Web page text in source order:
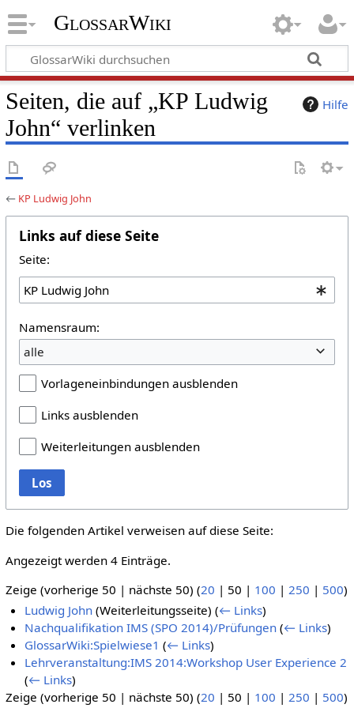
GlossarWiki
Hilfe
Seiten, die auf „KP Ludwig
John“ verlinken
← KP Ludwig John
Links auf diese Seite
Seite:
Namensraum:
alle
Vorlageneinbindungen ausblenden
Links ausblenden
Weiterleitungen ausblenden
Los
Die folgenden Artikel verweisen auf diese Seite:
Angezeigt werden 4 Einträge.
Zeige (vorherige 50 | nächste 50) (20 | 50 | 100 | 250 | 500)
Ludwig John (Weiterleitungsseite)(← Links)
Nachqualifikation IMS (SPO 2014)/Prüfungen (← Links)
GlossarWiki:Spielwiese1 (← Links)
Lehrveranstaltung:IMS 2014:Workshop User Experience 2
(← Links)
Zeige (vorherige 50 | nächste 50) (20 | 50 | 100 | 250 | 500)